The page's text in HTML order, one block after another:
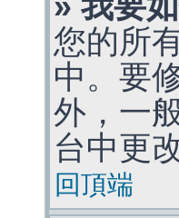
您的所
中。要
外，一
台中更
回頂端